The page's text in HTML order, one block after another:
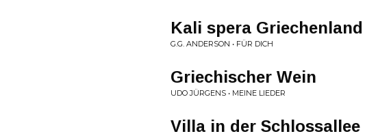
Kali spera Griechenland
G.G. ANDERSON • FÜR DICH
Griechischer Wein
UDO JÜRGENS • MEINE LIEDER
Villa in der Schlossallee